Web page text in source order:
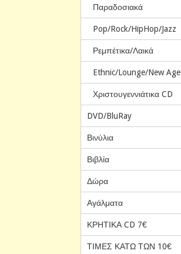
Παραδοσιακά
Pop/Rock/HipHop/Jazz
Ρεμπέτικα/Λαικά
Ethnic/Lounge/New Age
Χριστουγεννιάτικα CD
DVD/BluRay
Βινύλια
Βιβλία
Δώρα
Αγάλματα
ΚΡΗΤΙΚΑ CD 7€
ΤΙΜΕΣ ΚΑΤΩ ΤΩΝ 10€